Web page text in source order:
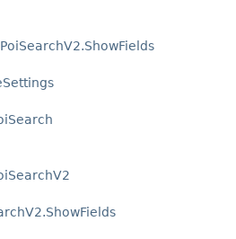
PoiSearchV2.ShowFields